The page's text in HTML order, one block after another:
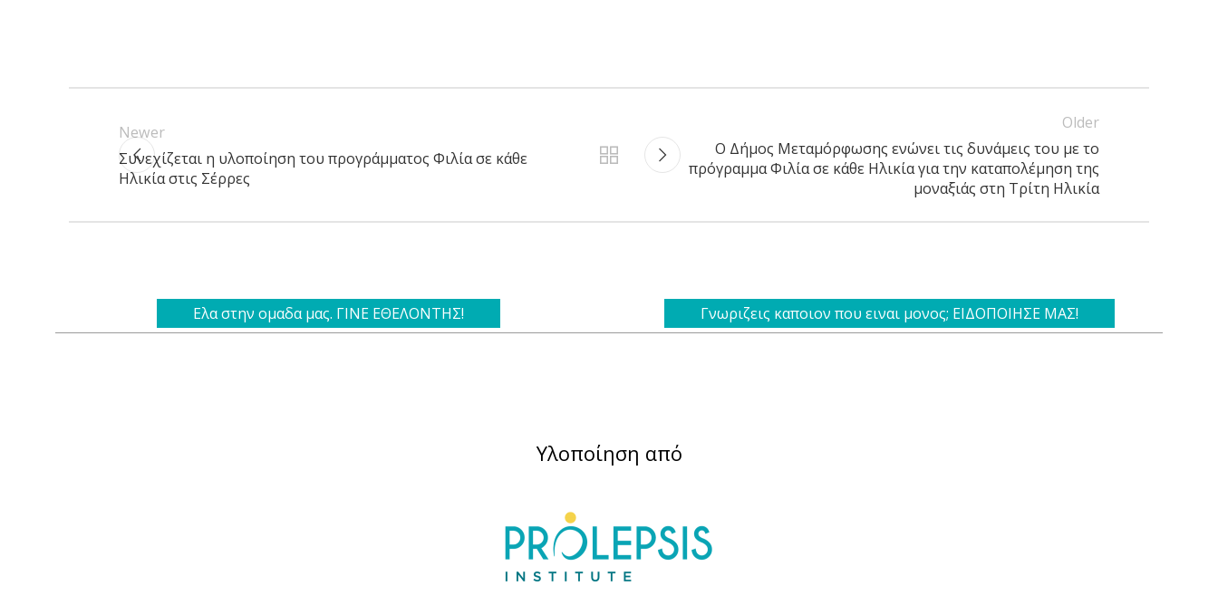
Newer
Συνεχίζεται η υλοποίηση του προγράμματος Φιλία σε κάθε
Ηλικία στις Σέρρες
Older
Ο Δήμος Μεταμόρφωσης ενώνει τις δυνάμεις του με το
πρόγραμμα Φιλία σε κάθε Ηλικία για την καταπολέμηση της
μοναξιάς στη Τρίτη Ηλικία
Ελα στην ομαδα μας. ΓΙΝΕ ΕΘΕΛΟΝΤΗΣ! Γνωριζεις καποιον που ειναι μονος; ΕΙΔΟΠΟΙΗΣΕ ΜΑΣ!
Υλοποίηση από